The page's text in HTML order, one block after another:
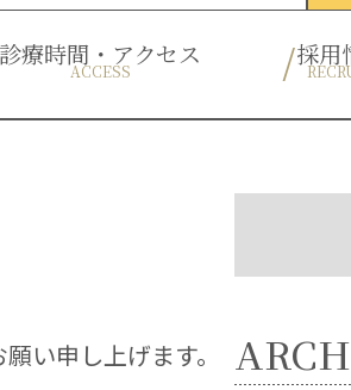
診療時間・アクセス
ACCESS
採用
い申し上げます。